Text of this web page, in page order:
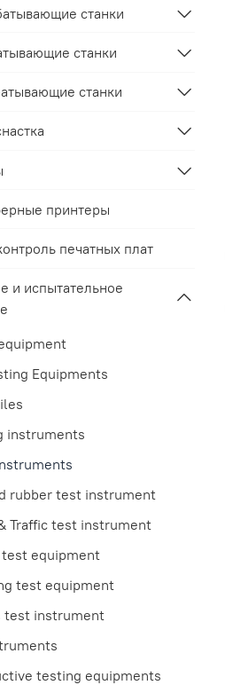
станки
станки
станки
принтеры
печатных плат
и испытательное
Equipments
instruments
rubber test instrument
Traffic test instrument
equipment
test equipment
test instrument
testing equipments